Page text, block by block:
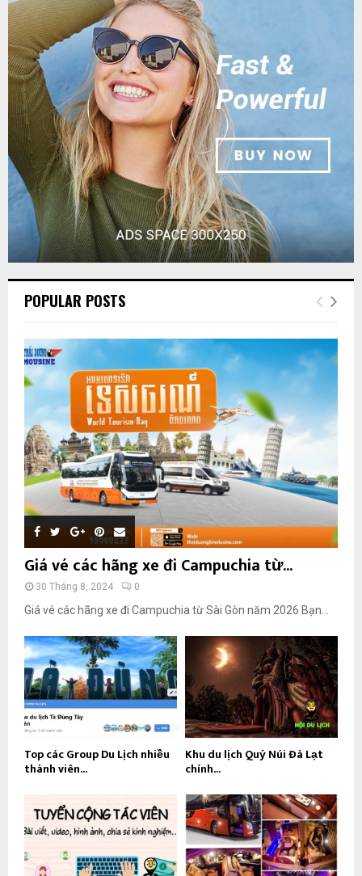
POPULAR POSTS
Giá vé các hãng xe đi Campuchia từ...
30 Tháng 8, 2024 0
Giá vé các hãng xe đi Campuchia từ Sài Gòn năm 2026 Bạn...
Top các Group Du Lịch nhiều
thành viên...
Khu du lịch Quỷ Núi Đà Lạt
chính...